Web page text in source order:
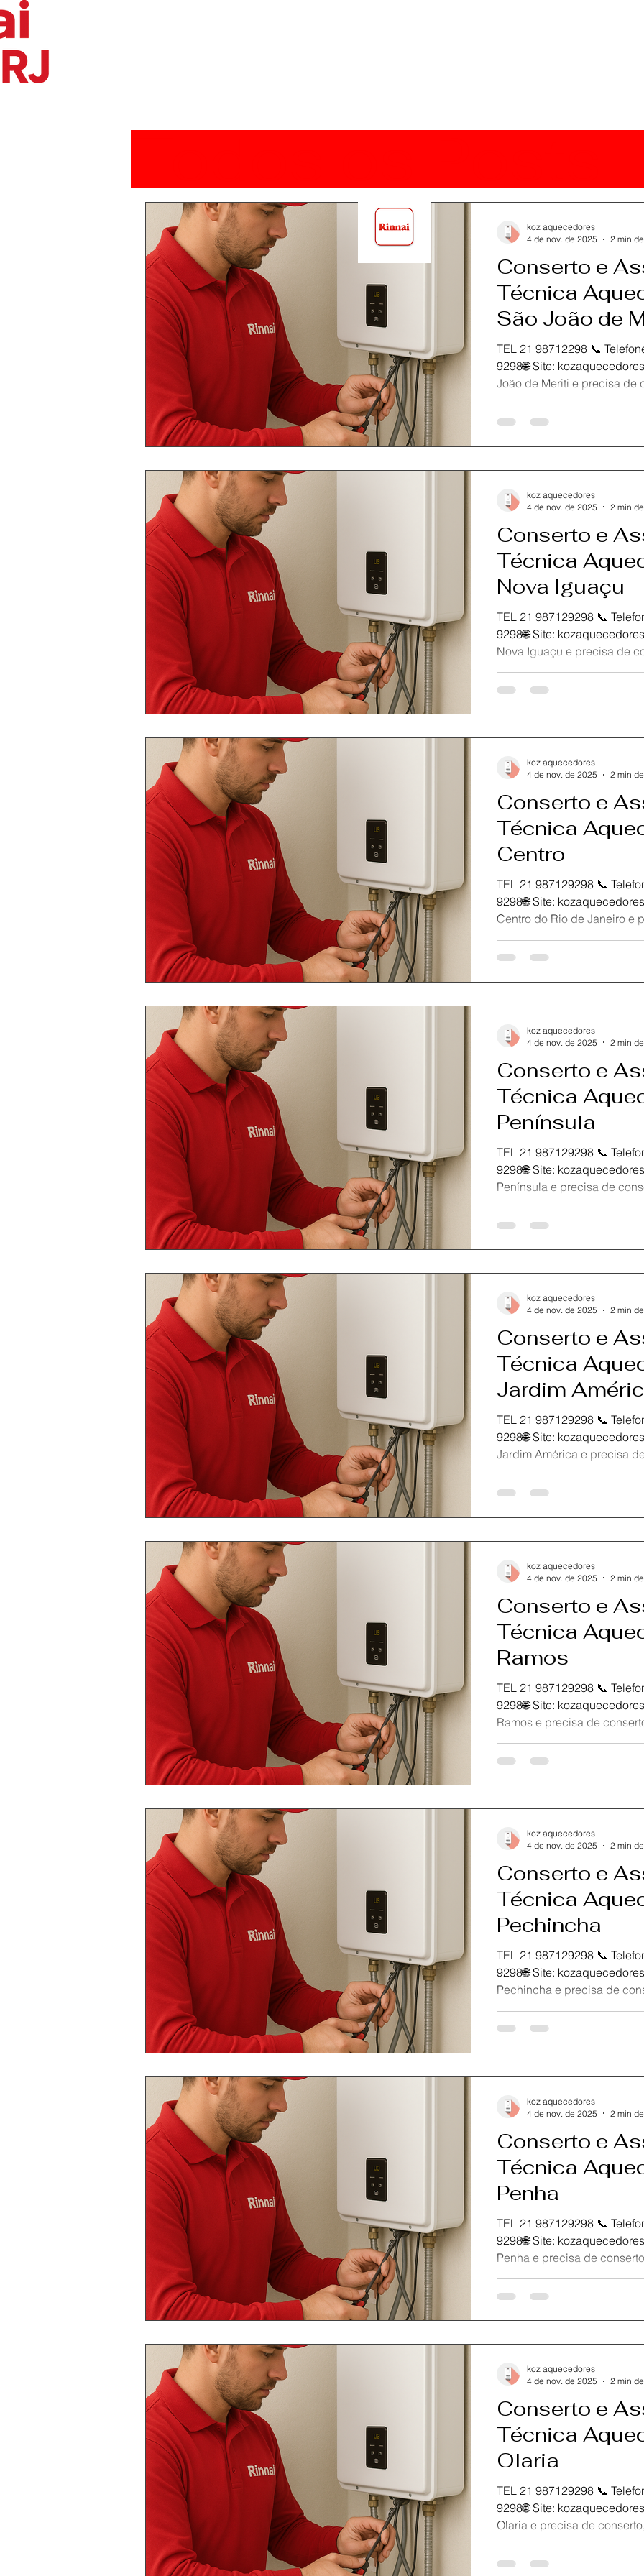
Conserto e
Técnica
São João de
TEL 21 98712298 📞 Telefone /
9298🌐 Site: kozaquecedores.com.br Se você está em São
João de Meriti e precisa de conserto, manutenção ou
Aquecedores , referência
com peças originais para
técnicos certificados est
koz aquecedores
4 de nov. de 2025
2 min
Conserto e
Técnica
Nova Iguaçu
TEL 21 987129298 📞 Telefone /
9298🌐 Site: kozaquecedores.com.br Se você está em
Nova Iguaçu e precisa de conserto, manutenção ou
Aquecedores , referência
com peças originais para
técnicos certificados está
koz aquecedores
4 de nov. de 2025
2 min
Conserto e
Técnica
Centro
TEL 21 987129298 📞 Telefone /
9298🌐 Site: kozaquecedores.com.br Se você está no
Centro do Rio de Janeiro e precisa de conserto,
conte com a KOZ
garantir a eficiência e
para atender
koz aquecedores
4 de nov. de 2025
2 min
Conserto e
Técnica
Península
TEL 21 987129298 📞 Telefone /
9298🌐 Site: kozaquecedores.com.br Se você está na
Península e precisa de conserto, manutenção ou
Aquecedores , referência
garantir a eficiência e
oferecer atendime
koz aquecedores
4 de nov. de 2025
2 min
Conserto e
Técnica
Jardim
TEL 21 987129298 📞 Telefone /
9298🌐 Site: kozaquecedores.com.br Se você está no
Jardim América e precisa de conserto, manutenção ou
Aquecedores , referência
garantir a eficiência e
oferecer ate
koz aquecedores
4 de nov. de 2025
2 min
Conserto e
Técnica
Ramos
TEL 21 987129298 📞 Telefone /
9298🌐 Site: kozaquecedores.com.br Se você está em
Ramos e precisa de conserto, manutenção ou instalação
Aquecedores , referência
garantir a eficiência e
oferecer atendimento
koz aquecedores
4 de nov. de 2025
2 min
Conserto e
Técnica
Pechincha
TEL 21 987129298 📞 Telefone /
9298🌐 Site: kozaquecedores.com.br Se você está na
Pechincha e precisa de conserto, manutenção ou
Aquecedores , referência
garantir a eficiência e
para atender com pr
koz aquecedores
4 de nov. de 2025
2 min
Conserto e
Técnica
Penha
TEL 21 987129298 📞 Telefone /
9298🌐 Site: kozaquecedores.com.br Se você está na
Penha e precisa de conserto, manutenção ou instalação
Aquecedores , referência
garantir a eficiência e
para atender com profis
koz aquecedores
4 de nov. de 2025
2 min
Conserto e
Técnica
Olaria
TEL 21 987129298 📞 Telefone /
9298🌐 Site: kozaquecedores.com.br Se você está em
Olaria e precisa de conserto, manutenção ou instalação
Aquecedores , referência
koz aquecedores
4 de nov. de 2025
2 min